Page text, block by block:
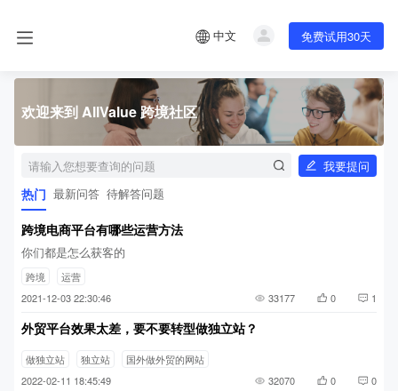
中文 免费试用30天
欢迎来到 AllValue 跨境社区
我要提问
热门 最新问答 待解答问题
跨境电商平台有哪些运营方法
你们都是怎么获客的
跨境
运营
2021-12-03 22:30:46
33177 0 1
外贸平台效果太差，要不要转型做独立站？
做独立站 独立站
国外做外贸的网站
2022-02-11 18:45:49
32070 0 0